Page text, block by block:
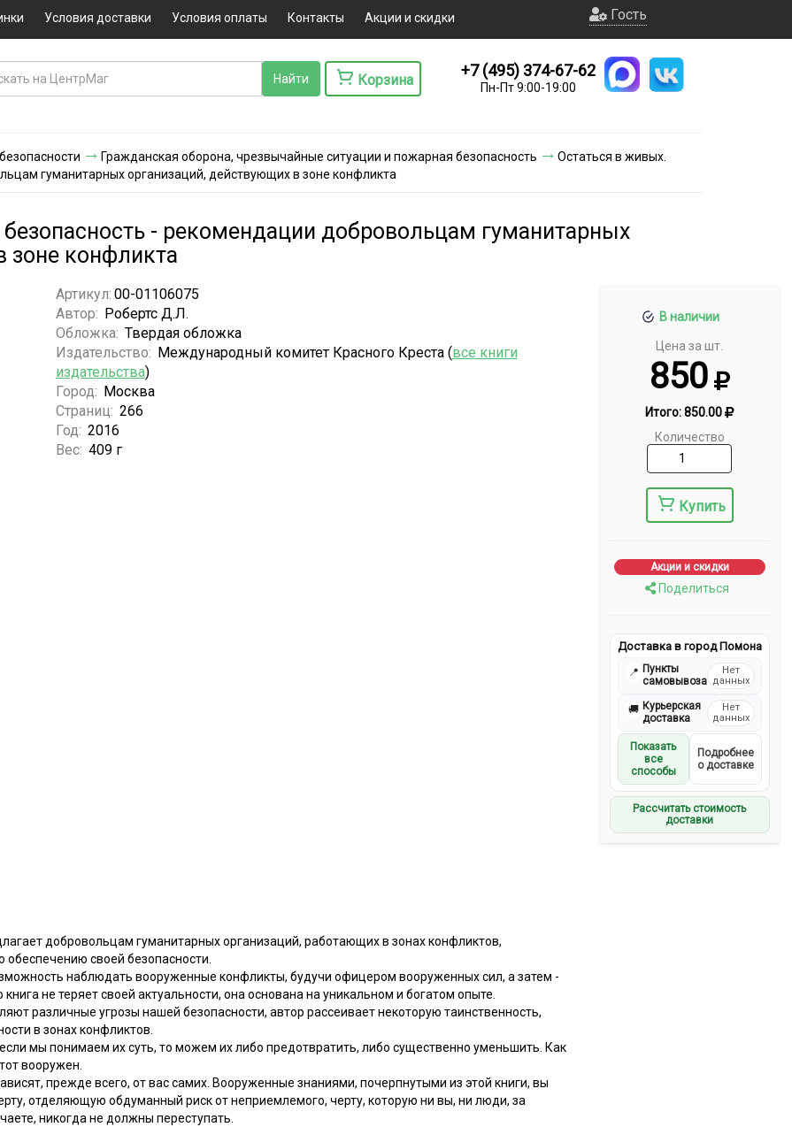
Условия доставки Условия оплаты Контакты Акции и скидки Гость
Корзина
+7 (495) 374-67-62
Пн-Пт 9:00-19:00
Гражданская оборона, чрезвычайные ситуации и пожарная безопасность
Остаться в живых.
гуманитарных организаций, действующих в зоне конфликта
- рекомендации добровольцам гуманитарных
зоне конфликта
В наличии
Цена за шт.
850
Итого:850.00
Количество
Купить
Акции и скидки
Поделиться
Доставка в город Помона
📍 Пункты
самовывоза
Нет
данных
🚚 Курьерская
доставка
Нет
данных
Показать
все
способы
Подробнее
о доставке
Рассчитать стоимость
доставки
Артикул: 00-01106075
Автор: Робертс Д.Л.
Обложка: Твердая обложка
Издательство: Международный комитет Красного Креста (все книги
издательства)
Город: Москва
Страниц: 266
Год: 2016
Вес: 409 г
добровольцам гуманитарных организаций, работающих в зонах конфликтов,
своей безопасности.
наблюдать вооруженные конфликты, будучи офицером вооруженных сил, а затем -
не теряет своей актуальности, она основана на уникальном и богатом опыте.
различные угрозы нашей безопасности, автор рассеивает некоторую таинственность,
в зонах конфликтов.
мы понимаем их суть, то можем их либо предотвратить, либо существенно уменьшить. Как
вооружен.
прежде всего, от вас самих. Вооруженные знаниями, почерпнутыми из этой книги, вы
отделяющую обдуманный риск от неприемлемого, черту, которую ни вы, ни люди, за
никогда не должны переступать.